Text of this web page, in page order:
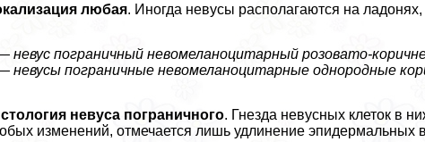
любая. Иногда невусы располагаются на
невус пограничный невомеланоцитарный розовато-
невусы пограничные невомеланоцитарные однородные
невуса пограничного. Гнезда невусных клеток в
изменений, отмечается лишь удлинение эпидермальных